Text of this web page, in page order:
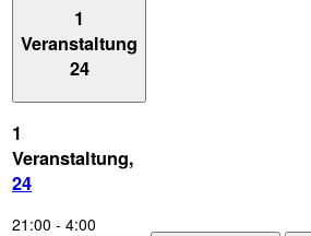
1
Veranstaltung
24
1
Veranstaltung,
24
21:00 - 4:00